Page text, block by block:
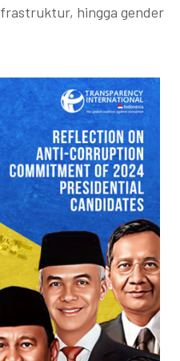
hingga gender